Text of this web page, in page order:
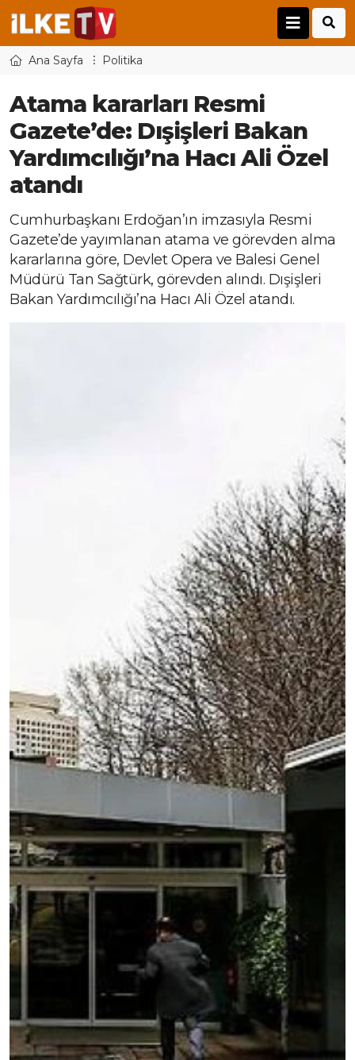
Ana Sayfa Politika
Atama kararları Resmi
Gazete’de: Dışişleri Bakan
Yardımcılığı’na Hacı Ali Özel
atandı
Cumhurbaşkanı Erdoğan’ın imzasıyla Resmi
Gazete’de yayımlanan atama ve görevden alma
kararlarına göre, Devlet Opera ve Balesi Genel
Müdürü Tan Sağtürk, görevden alındı. Dışişleri
Bakan Yardımcılığı’na Hacı Ali Özel atandı.